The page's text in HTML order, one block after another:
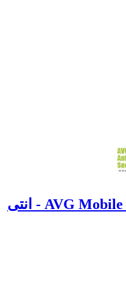
AVG Mobile Antivirus Security Pro - انتی